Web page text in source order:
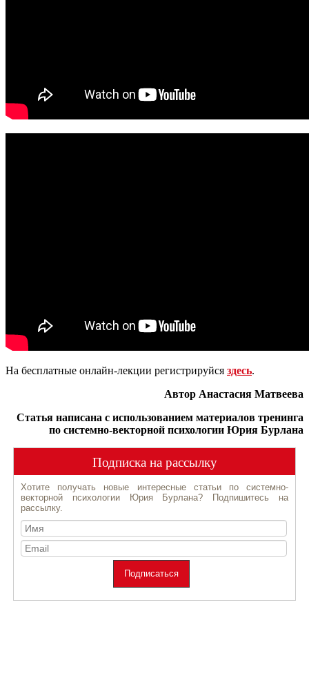
На бесплатные онлайн-лекции регистрируйся здесь.
Автор Анастасия Матвеева
Статья написана с использованием материалов тренинга
по системно-векторной психологии Юрия Бурлана